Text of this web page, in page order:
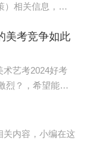
）相关信息，希
，其中语文、数
美考竞争如此
艺考2024好考
烈？，希望能帮
关内容，小编在这